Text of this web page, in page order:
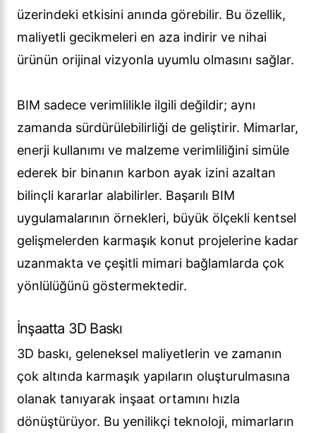
üzerindeki etkisini anında görebilir. Bu özellik,
maliyetli gecikmeleri en aza indirir ve nihai
ürünün orijinal vizyonla uyumlu olmasını sağlar.
BIM sadece verimlilikle ilgili değildir; aynı
zamanda sürdürülebilirliği de geliştirir. Mimarlar,
enerji kullanımı ve malzeme verimliliğini simüle
ederek bir binanın karbon ayak izini azaltan
bilinçli kararlar alabilirler. Başarılı BIM
uygulamalarının örnekleri, büyük ölçekli kentsel
gelişmelerden karmaşık konut projelerine kadar
uzanmakta ve çeşitli mimari bağlamlarda çok
yönlülüğünü göstermektedir.
İnşaatta 3D Baskı
3D baskı, geleneksel maliyetlerin ve zamanın
çok altında karmaşık yapıların oluşturulmasına
olanak tanıyarak inşaat ortamını hızla
dönüştürüyor. Bu yenilikçi teknoloji, mimarların